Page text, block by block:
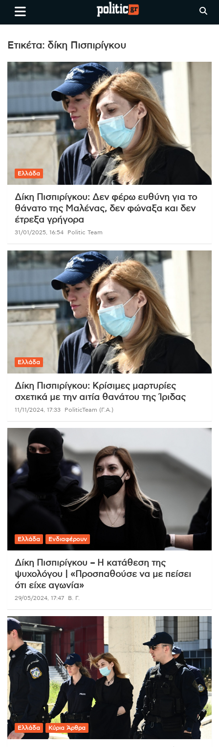
Skip
Ειδήσεις απο τη
Θεσσαλονίκη, την Ελλάδα και
όλο τον Κόσμο
politic.gr
Ετικέτα: δίκη Πισπιρίγκου
Ελλάδα
Δίκη Πισπιρίγκου: Δεν φέρω ευθύνη για το
θάνατο της Μαλένας, δεν φώναξα και δεν
έτρεξα γρήγορα
31/01/2025, 16:54 Politic Team
Ελλάδα
Δίκη Πισπιρίγκου: Κρίσιμες μαρτυρίες
σχετικά με την αιτία θανάτου της Ίριδας
11/11/2024, 17:33 PoliticTeam (Γ.Α.)
Ελλάδα Ενδιαφέρουν
Δίκη Πισπιρίγκου – Η κατάθεση της
ψυχολόγου | «Προσπαθούσε να με πείσει
ότι είχε αγωνία»
29/05/2024, 17:47 Β. Γ.
Ελλάδα Κύρια Άρθρα